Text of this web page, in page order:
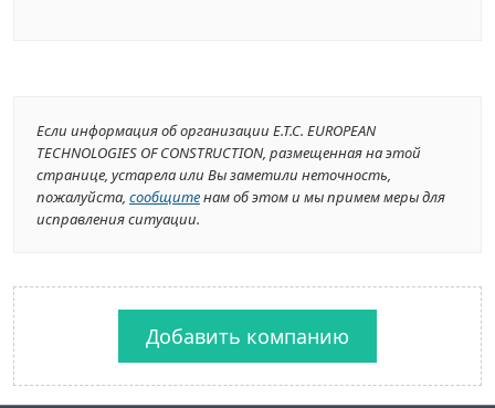
Если информация об организации E.T.C. EUROPEAN
TECHNOLOGIES OF CONSTRUCTION, размещенная на этой
странице, устарела или Вы заметили неточность,
пожалуйста, сообщитенам об этом и мы примем меры для
исправления ситуации.
Добавить компанию